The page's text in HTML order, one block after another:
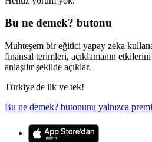
Bu ne demek? butonu
Muhteşem bir eğitici yapay zeka
finansal terimleri, açıklamanın
anlaşılır şekilde açıklar.
Türkiye'de ilk ve tek!
Bu ne demek? butonunu yalnızca